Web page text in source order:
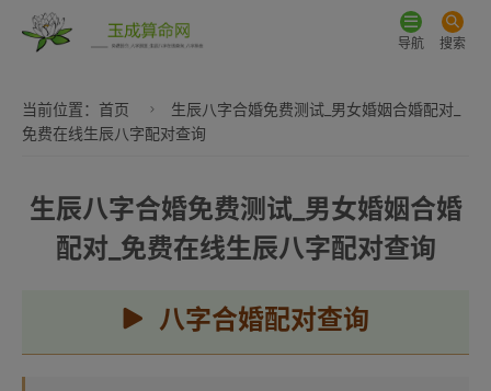
导航 搜索
当前位置： 首页
生辰八字合婚免费测试_男女婚姻合婚配对_
免费在线生辰八字配对查询
生辰八字合婚免费测试_男女婚姻合婚
配对_免费在线生辰八字配对查询
八字合婚配对查询